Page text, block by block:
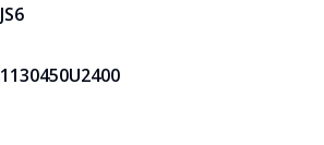
JS6
1130450U2400